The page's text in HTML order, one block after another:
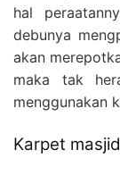
hal
debunya
akan
maka tak
menggunakan
Karpet